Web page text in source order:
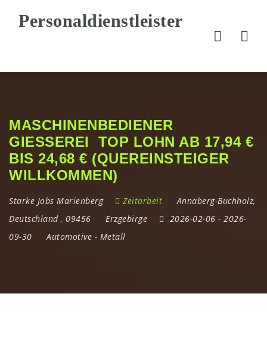
MASCHINENBEDIENER
GIESSEREI TOP LOHN AB 17,94 € B
IS 24,68 € (QUEREINSTEIGER W
ILLKOMMEN)
Starke Jobs Marienberg Zeitarbeit Annaberg-Buchholz,
Deutschland, 09456 Erzgebirge 2026-02-06 - 2026-
09-30
Automotive - Metall